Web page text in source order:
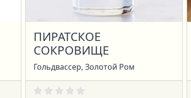
ПИРАТСКОЕ
СОКРОВИЩЕ
Гольдвассер, Золотой Ром